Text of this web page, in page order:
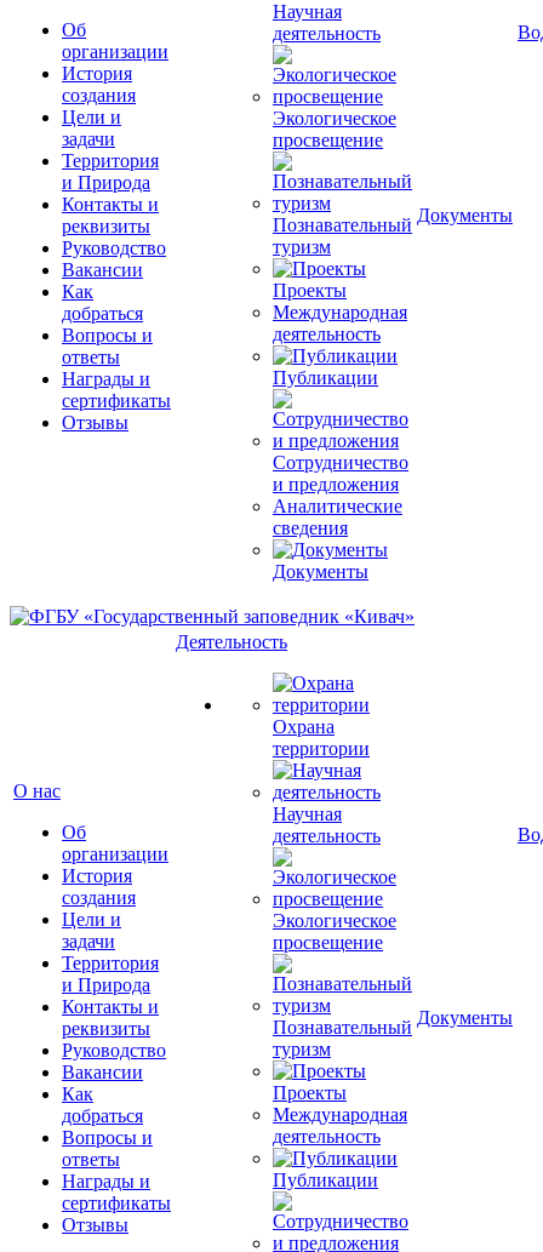
Об
организации
История
создания
Цели и
задачи
Территория
и Природа
Контакты и
реквизиты
Руководство
Вакансии
Как
добраться
Вопросы и
ответы
Награды и
сертификаты
Отзывы
Научная
деятельность
Экологическое
просвещение
Познавательный
туризм
Проекты
Международная
деятельность
Публикации
Сотрудничество
и предложения
Аналитические
сведения
Документы
Документы
О нас
Об
организации
История
создания
Цели и
задачи
Территория
и Природа
Контакты и
реквизиты
Руководство
Вакансии
Как
добраться
Вопросы и
ответы
Награды и
сертификаты
Отзывы
Деятельность
Охрана
территории
Научная
деятельность
Экологическое
просвещение
Познавательный
туризм
Проекты
Международная
деятельность
Публикации
Документы